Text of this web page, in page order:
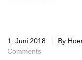
1. Juni 2018 By
Comments